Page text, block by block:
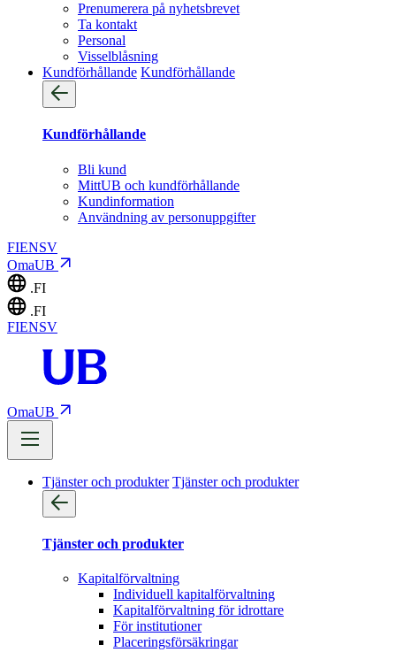
Prenumerera på nyhetsbrevet
Ta kontakt
Personal
Visselblåsning
Kundförhållande Kundförhållande
Kundförhållande
Bli kund
MittUB och kundförhållande
Kundinformation
Användning av personuppgifter
FIENSV
OmaUB
.FI
.FI
FIENSV
OmaUB
Tjänster och produkter Tjänster och produkter
Tjänster och produkter
Kapitalförvaltning
Individuell kapitalförvaltning
Kapitalförvaltning för idrottare
För institutioner
Placeringsförsäkringar